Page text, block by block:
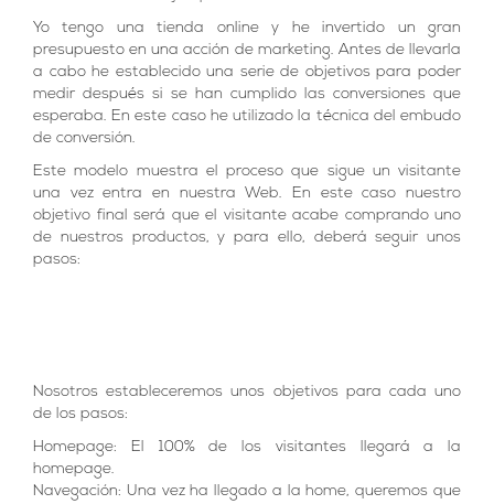
Yo tengo una tienda online y he invertido un gran
presupuesto en una acción de marketing. Antes de llevarla
a cabo he establecido una serie de objetivos para poder
medir después si se han cumplido las conversiones que
esperaba. En este caso he utilizado la técnica del embudo
de conversión.
Este modelo muestra el proceso que sigue un visitante
una vez entra en nuestra Web. En este caso nuestro
objetivo final será que el visitante acabe comprando uno
de nuestros productos, y para ello, deberá seguir unos
pasos:
Nosotros estableceremos unos objetivos para cada uno
de los pasos:
Homepage: El 100% de los visitantes llegará a la
homepage.
Navegación: Una vez ha llegado a la home, queremos que